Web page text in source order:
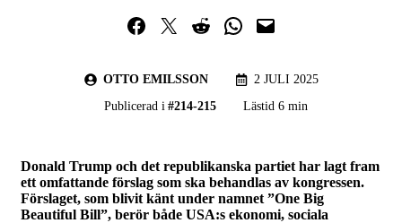
Dela på Facebook
Dela på TwitterDela på RedditDela i WhatsApp
Maila en länk
OTTO EMILSSON
2 JULI 2025
Publicerad i #214-215 Lästid 6 min
Donald Trump och det republikanska partiet har lagt fram
ett omfattande förslag som ska behandlas av kongressen.
Förslaget, som blivit känt under namnet ”One Big
Beautiful Bill”, berör både USA:s ekonomi, sociala